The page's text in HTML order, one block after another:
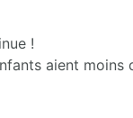
!
aient moins